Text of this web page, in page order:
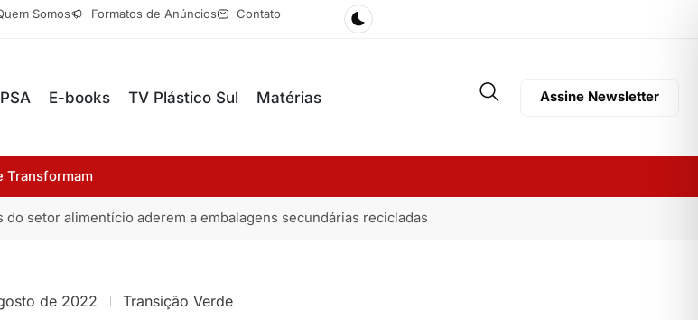
Somos Formatos de Anúncios Contato
E-books TV Plástico Sul Matérias Assine Newsletter
Transformam
do setor alimentício aderem a embalagens secundárias recicladas
de 2022 Transição Verde